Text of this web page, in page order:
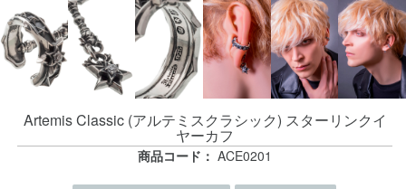
Artemis Classic (アルテミスクラシック) スターリンクイ
ヤーカフ
商品コード： ACE0201